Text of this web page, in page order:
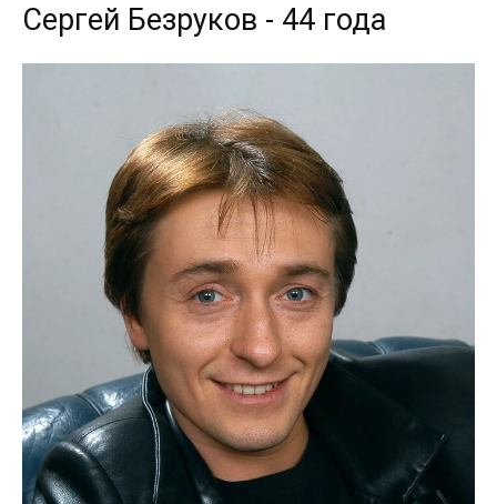
Сергей Безруков - 44 года